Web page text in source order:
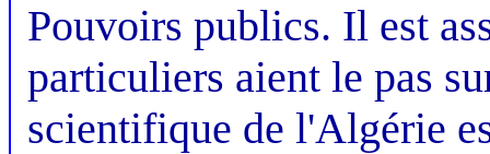
Pouvoirs publics. Il est
particuliers aient le pas
scientifique de l'Algérie